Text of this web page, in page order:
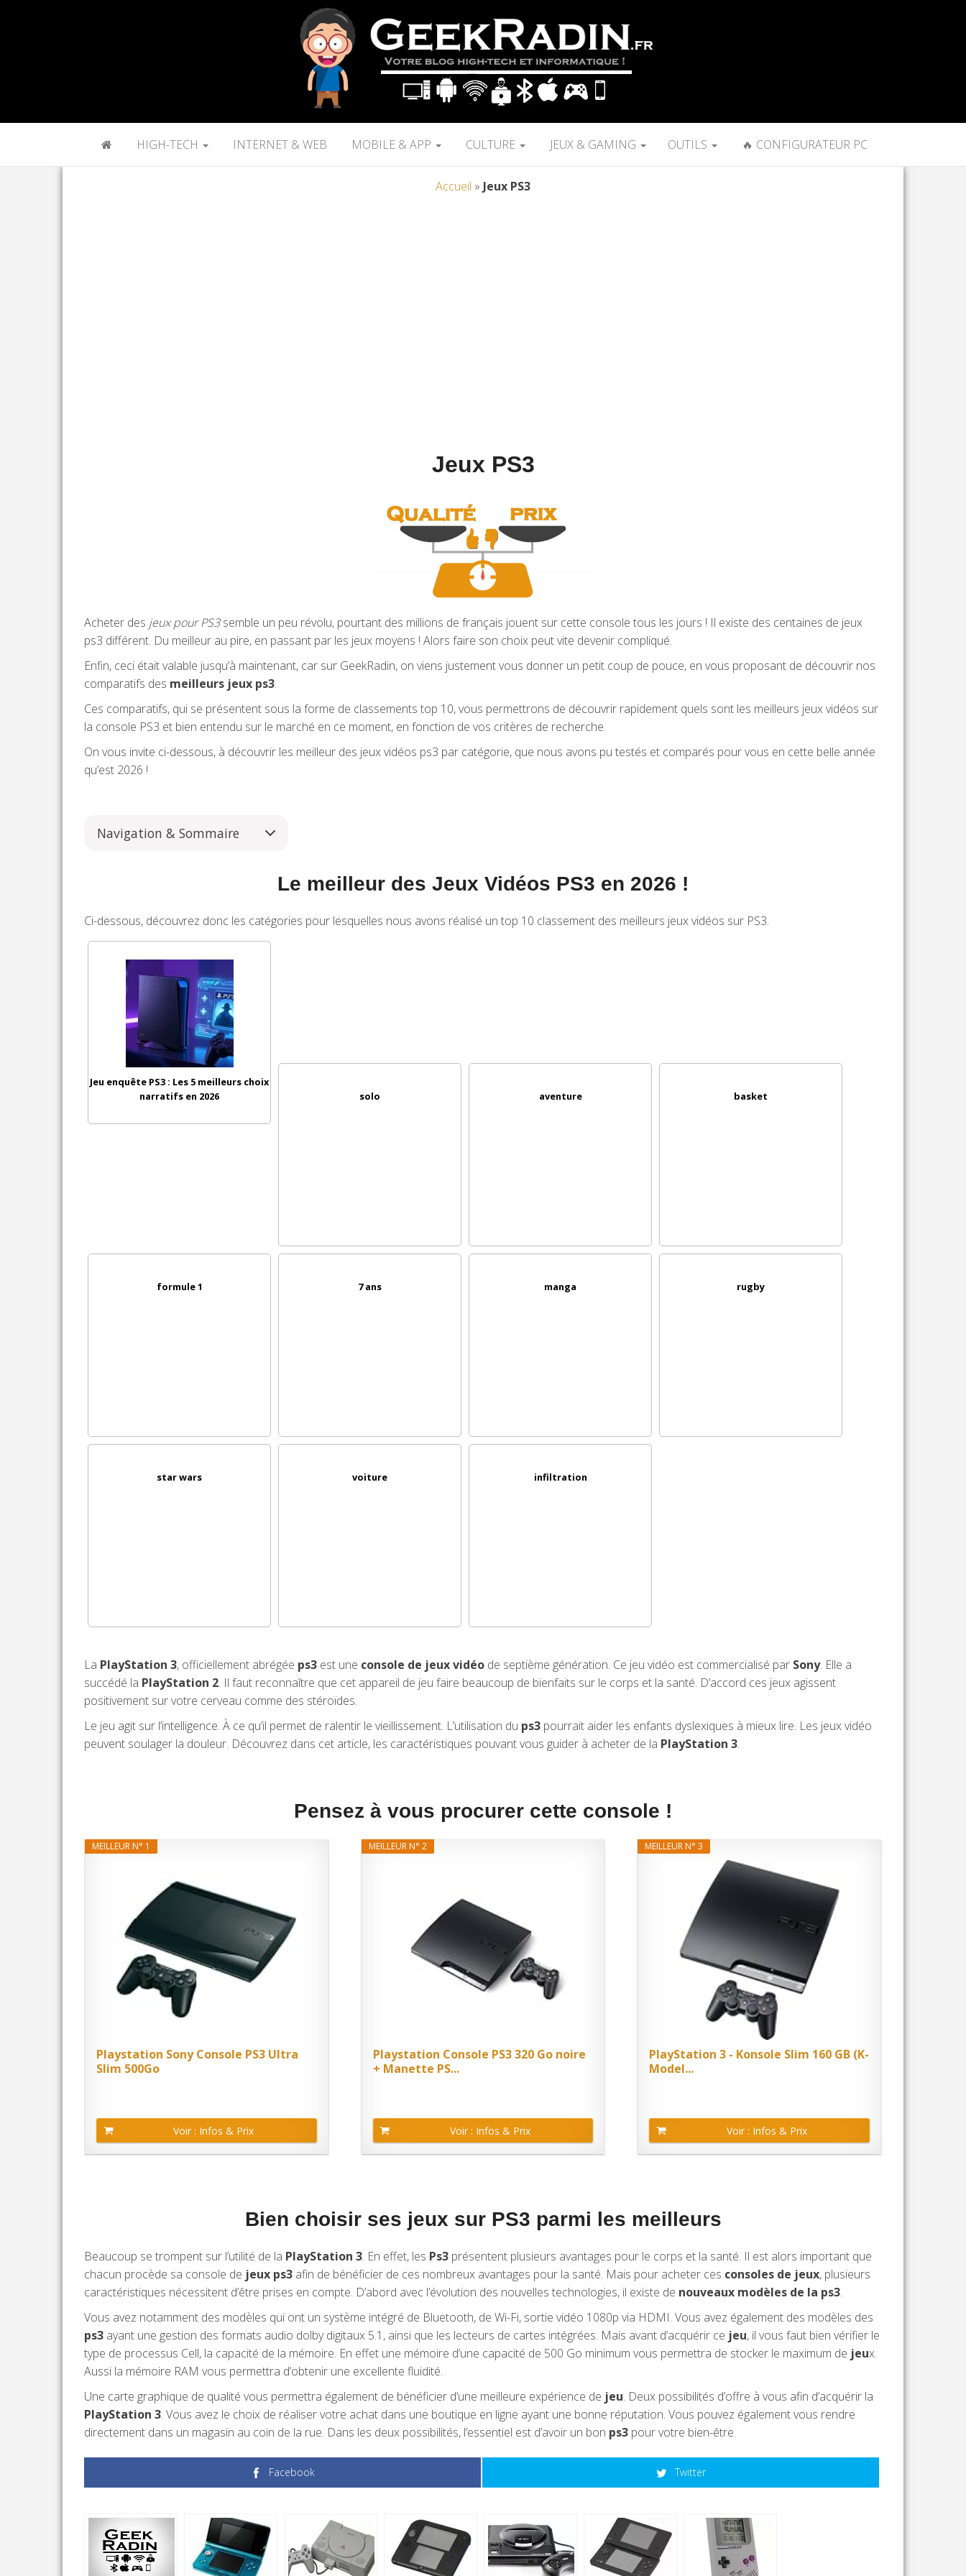
HIGH-TECH INTERNET & WEB MOBILE & APP CULTURE JEUX & GAMING OUTILS 🔥 CONFIGURATEUR PC
Accueil » Jeux PS3
Jeux PS3
Acheter des jeux pour PS3semble un peu révolu, pourtant des millions de français jouent sur cette console tous les jours ! Il existe des centaines de jeux
ps3 différent. Du meilleur au pire, en passant par les jeux moyens ! Alors faire son choix peut vite devenir compliqué.
Enfin, ceci était valable jusqu’à maintenant, car sur GeekRadin, on viens justement vous donner un petit coup de pouce, en vous proposant de découvrir nos
comparatifs des meilleurs jeux ps3.
Ces comparatifs, qui se présentent sous la forme de classements top 10, vous permettrons de découvrir rapidement quels sont les meilleurs jeux vidéos sur
la console PS3 et bien entendu sur le marché en ce moment, en fonction de vos critères de recherche.
On vous invite ci-dessous, à découvrir les meilleur des jeux vidéos ps3 par catégorie, que nous avons pu testés et comparés pour vous en cette belle année
qu’est 2026 !
Navigation & Sommaire
Le meilleur des Jeux Vidéos PS3 en 2026 !
Ci-dessous, découvrez donc les catégories pour lesquelles nous avons réalisé un top 10 classement des meilleurs jeux vidéos sur PS3.
Jeu enquête PS3 : Les 5 meilleurs choix
narratifs en 2026
solo aventure basket
formule 1 7 ans manga rugby
star wars voiture infiltration
La PlayStation 3, officiellement abrégée ps3 est une console de jeux vidéo de septième génération. Ce jeu vidéo est commercialisé par Sony. Elle a
succédé la PlayStation 2. Il faut reconnaître que cet appareil de jeu faire beaucoup de bienfaits sur le corps et la santé. D’accord ces jeux agissent
positivement sur votre cerveau comme des stéroïdes.
Le jeu agit sur l’intelligence. À ce qu’il permet de ralentir le vieillissement. L’utilisation du ps3 pourrait aider les enfants dyslexiques à mieux lire. Les jeux vidéo
peuvent soulager la douleur. Découvrez dans cet article, les caractéristiques pouvant vous guider à acheter de la PlayStation 3.
Pensez à vous procurer cette console !
MEILLEUR N° 1
Playstation Sony Console PS3 Ultra
Slim 500Go
Voir : Infos & Prix
MEILLEUR N° 2
Playstation Console PS3 320 Go noire
+ Manette PS...
Voir : Infos & Prix
MEILLEUR N° 3
PlayStation 3 - Konsole Slim 160 GB (K-
Model...
Voir : Infos & Prix
Bien choisir ses jeux sur PS3 parmi les meilleurs
Beaucoup se trompent sur l’utilité de la PlayStation 3. En effet, les Ps3 présentent plusieurs avantages pour le corps et la santé. Il est alors important que
chacun procède sa console de jeux ps3 afin de bénéficier de ces nombreux avantages pour la santé. Mais pour acheter ces consoles de jeux, plusieurs
caractéristiques nécessitent d’être prises en compte. D’abord avec l’évolution des nouvelles technologies, il existe de nouveaux modèles de la ps3.
Vous avez notamment des modèles qui ont un système intégré de Bluetooth, de Wi-Fi, sortie vidéo 1080p via HDMI. Vous avez également des modèles des
ps3 ayant une gestion des formats audio dolby digitaux 5.1, ainsi que les lecteurs de cartes intégrées. Mais avant d’acquérir ce jeu, il vous faut bien vérifier le
type de processus Cell, la capacité de la mémoire. En effet une mémoire d’une capacité de 500 Go minimum vous permettra de stocker le maximum de jeux.
Aussi la mémoire RAM vous permettra d’obtenir une excellente fluidité.
Une carte graphique de qualité vous permettra également de bénéficier d’une meilleure expérience de jeu. Deux possibilités d’offre à vous afin d’acquérir la
PlayStation 3. Vous avez le choix de réaliser votre achat dans une boutique en ligne ayant une bonne réputation. Vous pouvez également vous rendre
directement dans un magasin au coin de la rue. Dans les deux possibilités, l’essentiel est d’avoir un bon ps3 pour votre bien-être.
Facebook Twitter